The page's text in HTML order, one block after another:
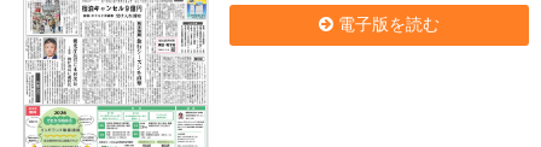
電子版を読む